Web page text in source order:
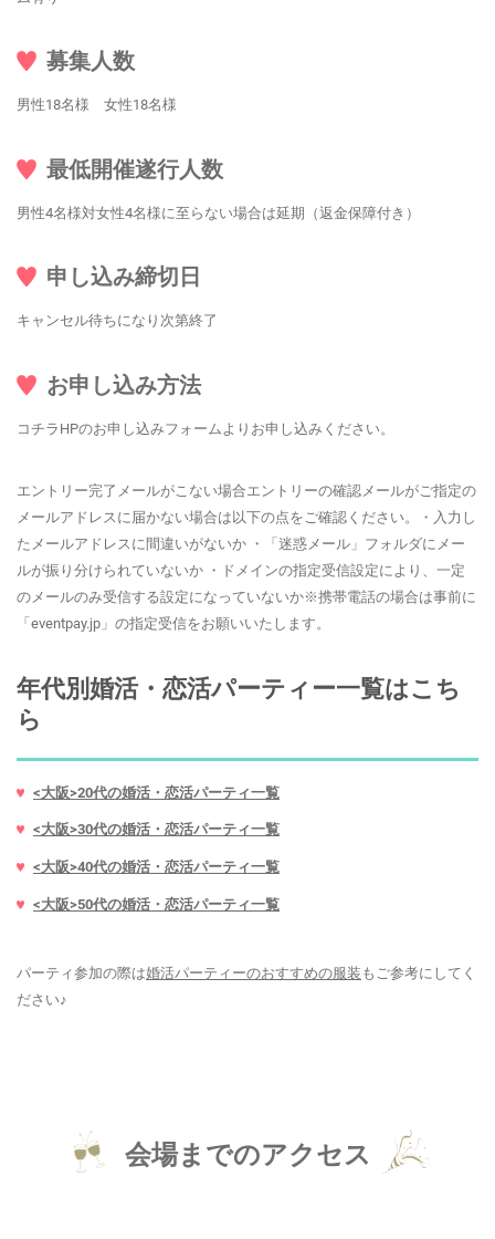
募集人数
男性18名様 女性18名様
最低開催遂行人数
男性4名様対女性4名様に至らない場合は延期（返金保障付き）
申し込み締切日
キャンセル待ちになり次第終了
お申し込み方法
コチラHPのお申し込みフォームよりお申し込みください。
エントリー完了メールがこない場合エントリーの確認メールがご指定の
メールアドレスに届かない場合は以下の点をご確認ください。・入力し
たメールアドレスに間違いがないか ・「迷惑メール」フォルダにメー
ルが振り分けられていないか ・ドメインの指定受信設定により、一定
のメールのみ受信する設定になっていないか※携帯電話の場合は事前に
「eventpay.jp」の指定受信をお願いいたします。
年代別婚活・恋活パーティー一覧はこち
ら
<大阪>20代の婚活・恋活パーティ一覧
<大阪>30代の婚活・恋活パーティ一覧
<大阪>40代の婚活・恋活パーティ一覧
<大阪>50代の婚活・恋活パーティ一覧
パーティ参加の際は婚活パーティーのおすすめの服装 もご参考にしてく
ださい♪
会場までのアクセス